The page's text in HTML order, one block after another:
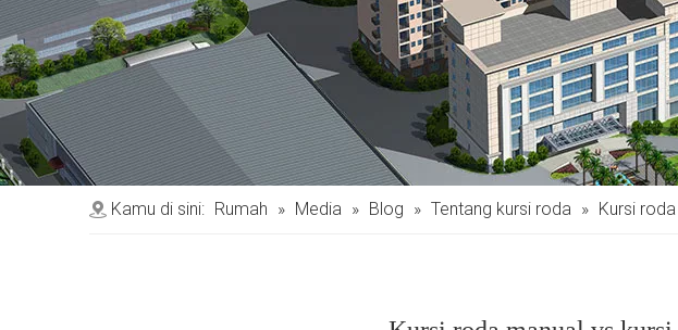
Kamu di sini: Rumah » Media » Blog » Tentang kursi roda » Kursi